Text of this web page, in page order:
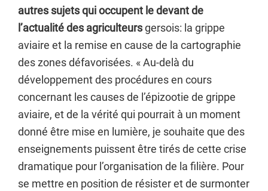
autres sujets qui occupent le devant de
l’actualité des agriculteursgersois: la grippe
aviaire et la remise en cause de la cartographie
des zones défavorisées. « Au-delà du
développement des procédures en cours
concernant les causes de l’épizootie de grippe
aviaire, et de la vérité qui pourrait à un moment
donné être mise en lumière, je souhaite que des
enseignements puissent être tirés de cette crise
dramatique pour l’organisation de la filière. Pour
se mettre en position de résister et de surmonter